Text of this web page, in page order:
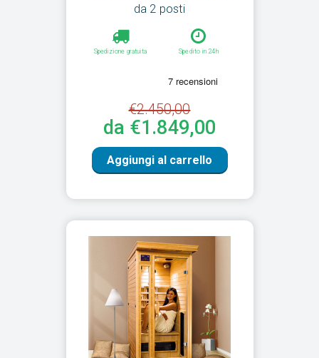
da 2 posti
Spedizione gratuita Spedito in 24h
€2.450,00
da €1.849,00
Aggiungi al carrello